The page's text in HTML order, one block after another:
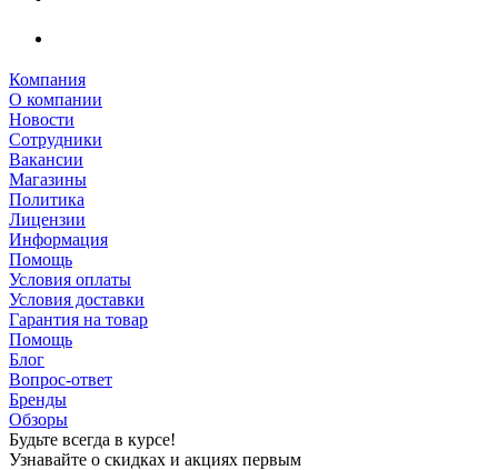
Компания
О компании
Новости
Сотрудники
Вакансии
Магазины
Политика
Лицензии
Информация
Помощь
Условия оплаты
Условия доставки
Гарантия на товар
Помощь
Блог
Вопрос-ответ
Бренды
Обзоры
Будьте всегда в курсе!
Узнавайте о скидках и акциях первым